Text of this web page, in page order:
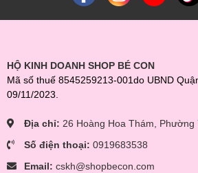
HỘ KINH DOANH SHOP BÉ CON
Mã số thuế 8545259213-001do UBND
09/11/2023.
Địa chỉ: 26 Hoàng Hoa Thám, Phường
Số điện thoại: 0919683538
Email: cskh@shopbecon.com